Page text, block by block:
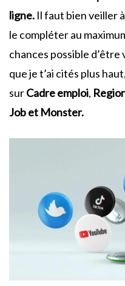
ligne. Il faut bien veiller à
le compléter au
chances possible d’être
que je t’ai cités plus
surCadre emploi,
Job et Monster.